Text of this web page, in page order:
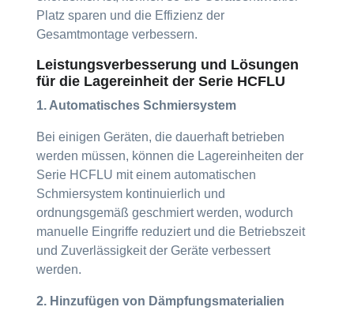
Platz sparen und die Effizienz der
Gesamtmontage verbessern.
Leistungsverbesserung und Lösungen
für die Lagereinheit der Serie HCFLU
1. Automatisches Schmiersystem
Bei einigen Geräten, die dauerhaft betrieben
werden müssen, können die Lagereinheiten der
Serie HCFLU mit einem automatischen
Schmiersystem kontinuierlich und
ordnungsgemäß geschmiert werden, wodurch
manuelle Eingriffe reduziert und die Betriebszeit
und Zuverlässigkeit der Geräte verbessert
werden.
2. Hinzufügen von Dämpfungsmaterialien